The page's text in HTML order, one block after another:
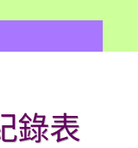
錄表